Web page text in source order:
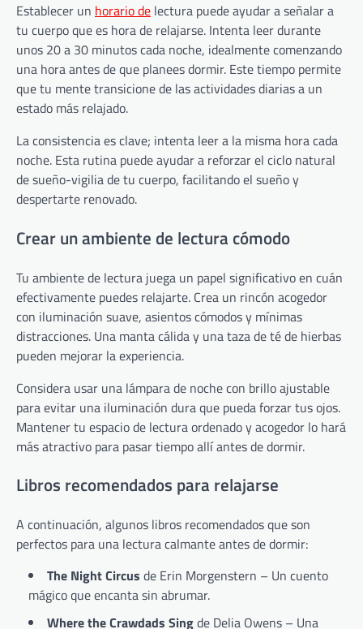
Establecer un horario de lectura puede ayudar a señalar a
tu cuerpo que es hora de relajarse. Intenta leer durante
unos 20 a 30 minutos cada noche, idealmente comenzando
una hora antes de que planees dormir. Este tiempo permite
que tu mente transicione de las actividades diarias a un
estado más relajado.
La consistencia es clave; intenta leer a la misma hora cada
noche. Esta rutina puede ayudar a reforzar el ciclo natural
de sueño-vigilia de tu cuerpo, facilitando el sueño y
despertarte renovado.
Crear un ambiente de lectura cómodo
Tu ambiente de lectura juega un papel significativo en cuán
efectivamente puedes relajarte. Crea un rincón acogedor
con iluminación suave, asientos cómodos y mínimas
distracciones. Una manta cálida y una taza de té de hierbas
pueden mejorar la experiencia.
Considera usar una lámpara de noche con brillo ajustable
para evitar una iluminación dura que pueda forzar tus ojos.
Mantener tu espacio de lectura ordenado y acogedor lo hará
más atractivo para pasar tiempo allí antes de dormir.
Libros recomendados para relajarse
A continuación, algunos libros recomendados que son
perfectos para una lectura calmante antes de dormir:
The Night Circus de Erin Morgenstern – Un cuento
mágico que encanta sin abrumar.
Where the Crawdads Singde Delia Owens – Una